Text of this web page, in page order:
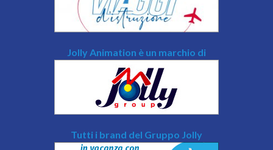
Jolly Animation è un marchio di
Tutti i brand del Gruppo Jolly